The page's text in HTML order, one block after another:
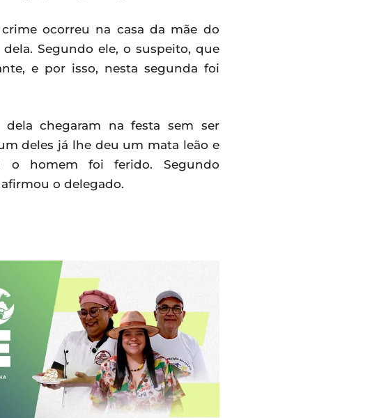
ocorreu na casa da mãe do
Segundo ele, o suspeito, que
e por isso, nesta segunda foi
chegaram na festa sem ser
deles já lhe deu um mata leão e
o homem foi ferido. Segundo
o delegado.